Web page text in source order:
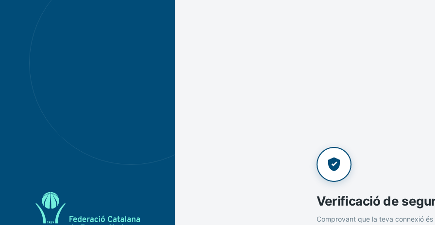
Verificació de
Comprovant que la teva connexió és